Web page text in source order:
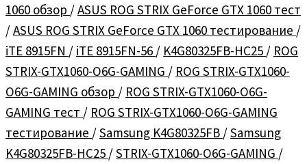
1060 обзор /ASUS ROG STRIX GeForce GTX 1060 тест
/ASUS ROG STRIX GeForce GTX 1060 тестирование /
iTE 8915FN / iTE 8915FN-56 / K4G80325FB-HC25 / ROG
STRIX-GTX1060-O6G-GAMING / ROG STRIX-GTX1060-
O6G-GAMING обзор / ROG STRIX-GTX1060-O6G-
GAMING тест / ROG STRIX-GTX1060-O6G-GAMING
тестирование /Samsung K4G80325FB /Samsung
K4G80325FB-HC25 /STRIX-GTX1060-O6G-GAMING /